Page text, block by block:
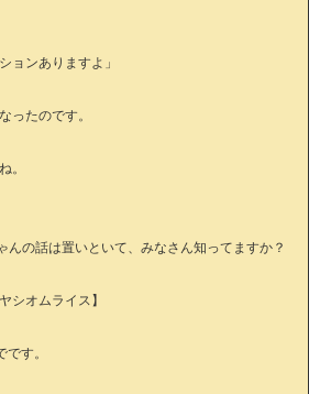
ョンありますよ」
ったのです。
。
んの話は置いといて、みなさん知ってますか？
シオムライス】
す。